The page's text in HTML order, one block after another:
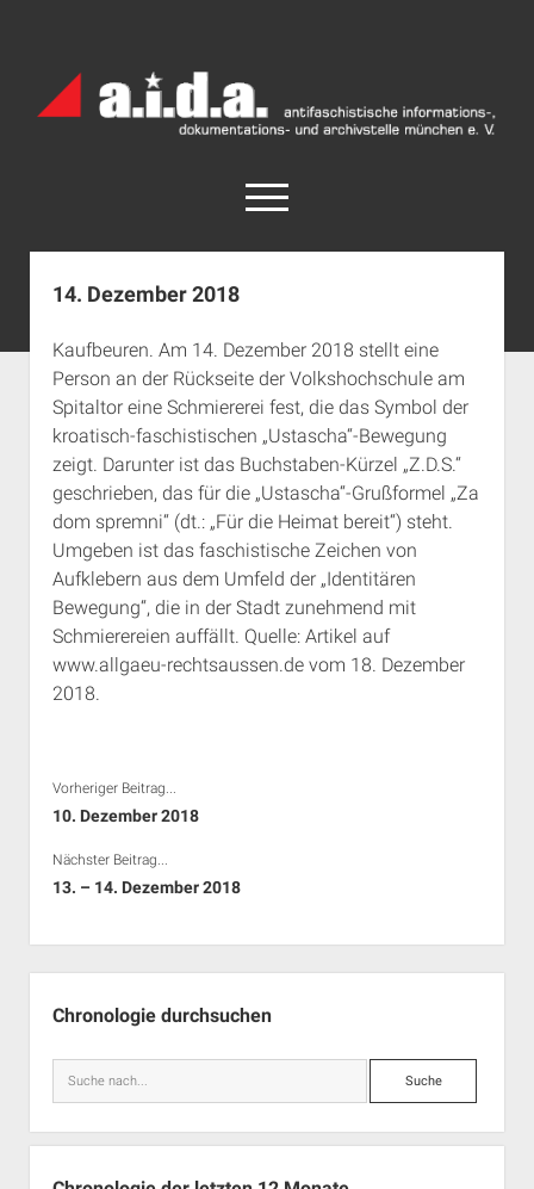
Archiv
München
open
menu
facebook
rss info@aida-archiv.de
Aktuelles
Termine
open
dropdown
menu
Antifaschistische Termine im Süden
Antifaschistische Termine in München
Rechte Termine im Süden
Rechte Termine München
Chronologie
Das Archiv
open
dropdown
menu
a.i.d.a. e. V. unterstützen
Über a.i.d.a.
RSS-Feeds, Twitter & Facebook
Bibliothek
Kontakt & PGP-Key
Impressum
14. Dezember 2018
Kaufbeuren. Am 14. Dezember 2018 stellt eine
Person an der Rückseite der Volkshochschule am
Spitaltor eine Schmiererei fest, die das Symbol der
kroatisch-faschistischen „Ustascha“-Bewegung
zeigt. Darunter ist das Buchstaben-Kürzel „Z.D.S.“
geschrieben, das für die „Ustascha“-Grußformel „Za
dom spremni“ (dt.: „Für die Heimat bereit“) steht.
Umgeben ist das faschistische Zeichen von
Aufklebern aus dem Umfeld der „Identitären
Bewegung“, die in der Stadt zunehmend mit
Schmierereien auffällt. Quelle: Artikel auf
www.allgaeu-rechtsaussen.de vom 18. Dezember
2018.
Vorheriger Beitrag...
10. Dezember 2018
Nächster Beitrag...
13. – 14. Dezember 2018
Chronologie durchsuchen
Suche